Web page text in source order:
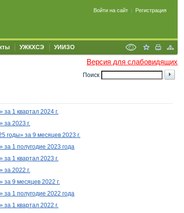
Войти на сайт | Регистрация
УЖКХСЭ УИИЗО
Версия для слабовидящих
Поиск
1 квартал 2024 г.
за 2023 г.
годы» за 9 месяцев 2023 г.
за 1 полугодие 2023 года
за 1 квартал 2023 г.
2022 г.
за 9 месяцев 2022 г.
1 полугодие 2022 года
1 квартал 2022 г.